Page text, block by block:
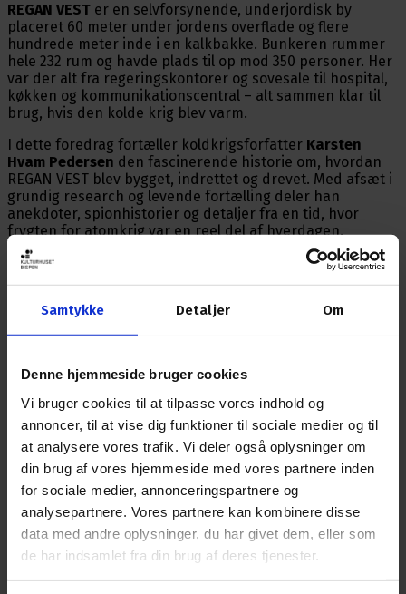
Samtykke Detaljer Om
Denne hjemmeside bruger cookies
Vi bruger cookies til at tilpasse vores indhold og
annoncer, til at vise dig funktioner til sociale medier og til
at analysere vores trafik. Vi deler også oplysninger om
din brug af vores hjemmeside med vores partnere inden
for sociale medier, annonceringspartnere og
analysepartnere. Vores partnere kan kombinere disse
data med andre oplysninger, du har givet dem, eller som
de har indsamlet fra din brug af deres tjenester.
REGAN VEST er en selvforsynende, underjordisk by
placeret 60 meter under jordens overflade og flere
hundrede meter inde i en kalkbakke. Bunkeren rummer
hele 232 rum og havde plads til op mod 350 personer. Her
var der alt fra regeringskontorer og sovesale til hospital,
køkken og kommunikationscentral – alt sammen klar til
brug, hvis den kolde krig blev varm.
I dette foredrag fortæller koldkrigsforfatter Karsten
Hvam Pedersen den fascinerende historie om, hvordan
REGAN VEST blev bygget, indrettet og drevet. Med afsæt i
grundig research og levende fortælling deler han
anekdoter, spionhistorier og detaljer fra en tid, hvor
frygten for atomkrig var en reel del af hverdagen.
Et foredrag for alle med interesse for historie,
Regan Vest – Danmarks dybeste
hemmelighed
Detaljer
Dato:24. september 2026
Tidspunkt:19:00
Pris: 150,-
Sted:Månen
Køb billet her